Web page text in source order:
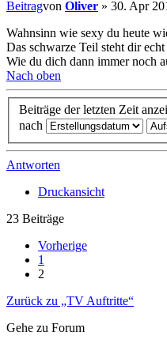
Beitragvon Oliver » 30. Apr
Wahnsinn wie sexy du heute
Das schwarze Teil steht dir echt
Wie du dich dann immer noch
Nach oben
Beiträge der letzten Zeit
nach
Antworten
Druckansicht
23 Beiträge
Vorherige
1
2
Zurück zu „TV Auftritte“
Gehe zu Forum